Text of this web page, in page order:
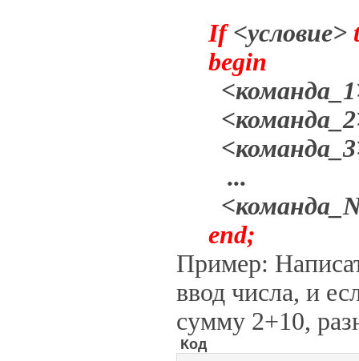
If<условие>
begin
...
end;
Пример:
ввод числа, и
сумму 2+10,
Код